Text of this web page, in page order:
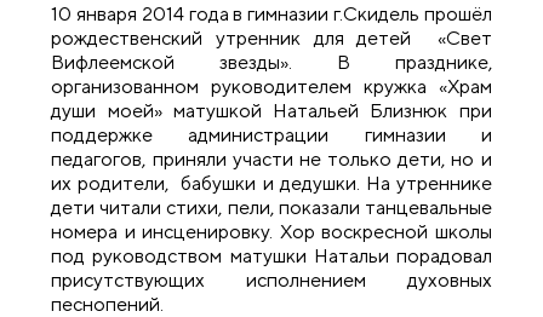
10 января 2014 года в гимназии г.Скидель прошёл
рождественский утренник для детей «Свет
Вифлеемской звезды». В празднике,
организованном руководителем кружка «Храм
души моей» матушкой Натальей Близнюк при
поддержке администрации гимназии и
педагогов, приняли участи не только дети, но и
их родители, бабушки и дедушки. На утреннике
дети читали стихи, пели, показали танцевальные
номера и инсценировку. Хор воскресной школы
под руководством матушки Натальи порадовал
присутствующих исполнением духовных
песнопений.